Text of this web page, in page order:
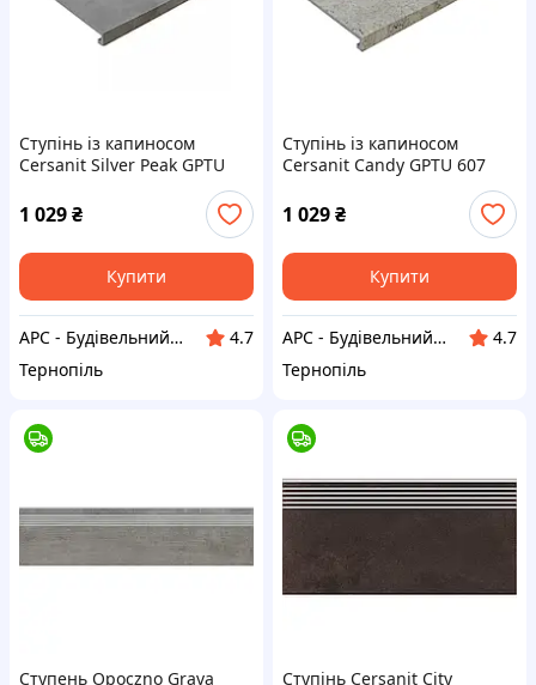
Ступінь із капиносом
Cersanit Silver Peak GPTU
603 Grey 31,8*59,8 см сірий
1 029₴
Купити
АРС - Будівельний інтернет-гіпермаркет
4.7
Тернопіль
Ступінь із капиносом
Cersanit Candy GPTU 607
світло-сірий
1 029₴
Купити
АРС - Будівельний інтернет-гіпермаркет
4.7
Тернопіль
Ступень Opoczno Grava
Ступінь Cersanit City